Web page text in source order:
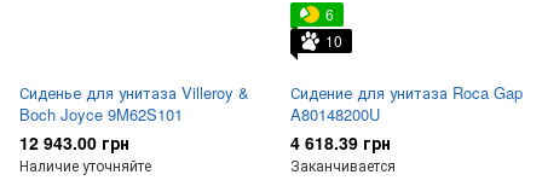
Сиденье для унитаза Villeroy &
Boch Joyce 9M62S101
12 943.00 грн
Наличие уточняйте
6
10
Сидение для унитаза Roca Gap
A80148200U
4 618.39 грн
Заканчивается